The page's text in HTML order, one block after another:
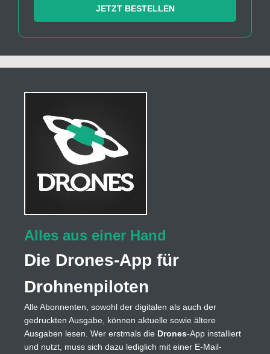
JETZT BESTELLEN
Alles aus einer Hand
Die Drones-App für
Drohnenpiloten
Alle Abonnenten, sowohl der digitalen als auch der
gedruckten Ausgabe, können aktuelle sowie ältere
Ausgaben lesen. Wer erstmals die Drones-App installiert
und nutzt, muss sich dazu lediglich mit einer E-Mail-